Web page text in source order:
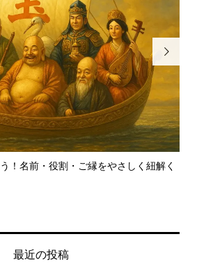
！名前・役割・ご縁をやさしく紐解く

最近の投稿